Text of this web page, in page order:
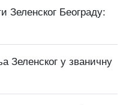
Зеленског Београду:
Зеленског у званичну